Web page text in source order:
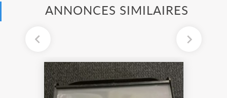
ANNONCES SIMILAIRES